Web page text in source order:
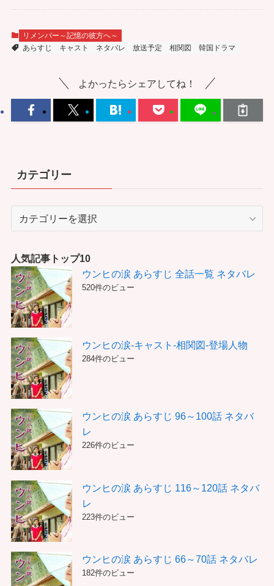
リメンバー～記憶の彼方へ～
あらすじ
キャスト ネタバレ 放送予定 相関図 韓国ドラマ
よかったらシェアしてね！
カテゴリー
リ
ー
人気記事トップ10
ウンヒの涙 あらすじ 全話一覧 ネタバレ
520件のビュー
ウンヒの涙-キャスト-相関図-登場人物
284件のビュー
ウンヒの涙 あらすじ 96～100話 ネタバ
レ
226件のビュー
ウンヒの涙 あらすじ 116～120話 ネタバ
レ
223件のビュー
ウンヒの涙 あらすじ 66～70話 ネタバレ
182件のビュー